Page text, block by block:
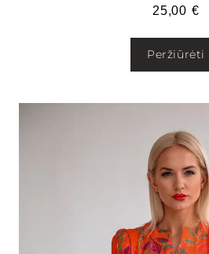
25,00 €
Peržiūrėti